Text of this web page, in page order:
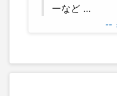
ーなど …
--